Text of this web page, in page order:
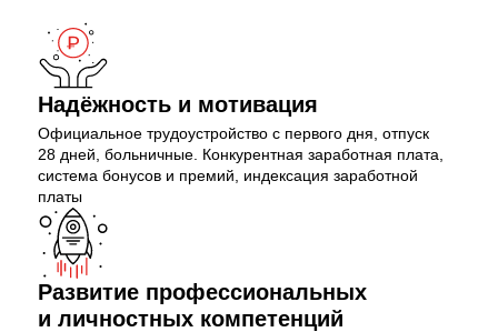
Надёжность и мотивация
Официальное трудоустройство с первого дня, отпуск
28 дней, больничные. Конкурентная заработная плата,
система бонусов и премий, индексация заработной
платы
Развитие профессиональных
и личностных компетенций